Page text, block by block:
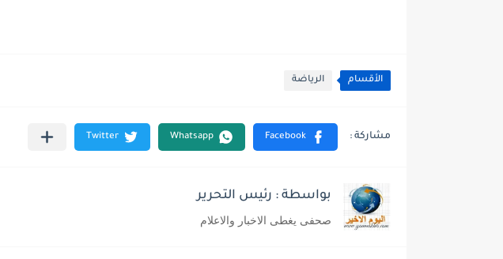
الأقسام الرياضة
بواسطة : رئيس التحرير
صحفى يغطى الاخبار والاعلام